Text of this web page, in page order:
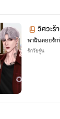
วิศวะร้
พาฝันคอยรั
รักวัยรุ่น